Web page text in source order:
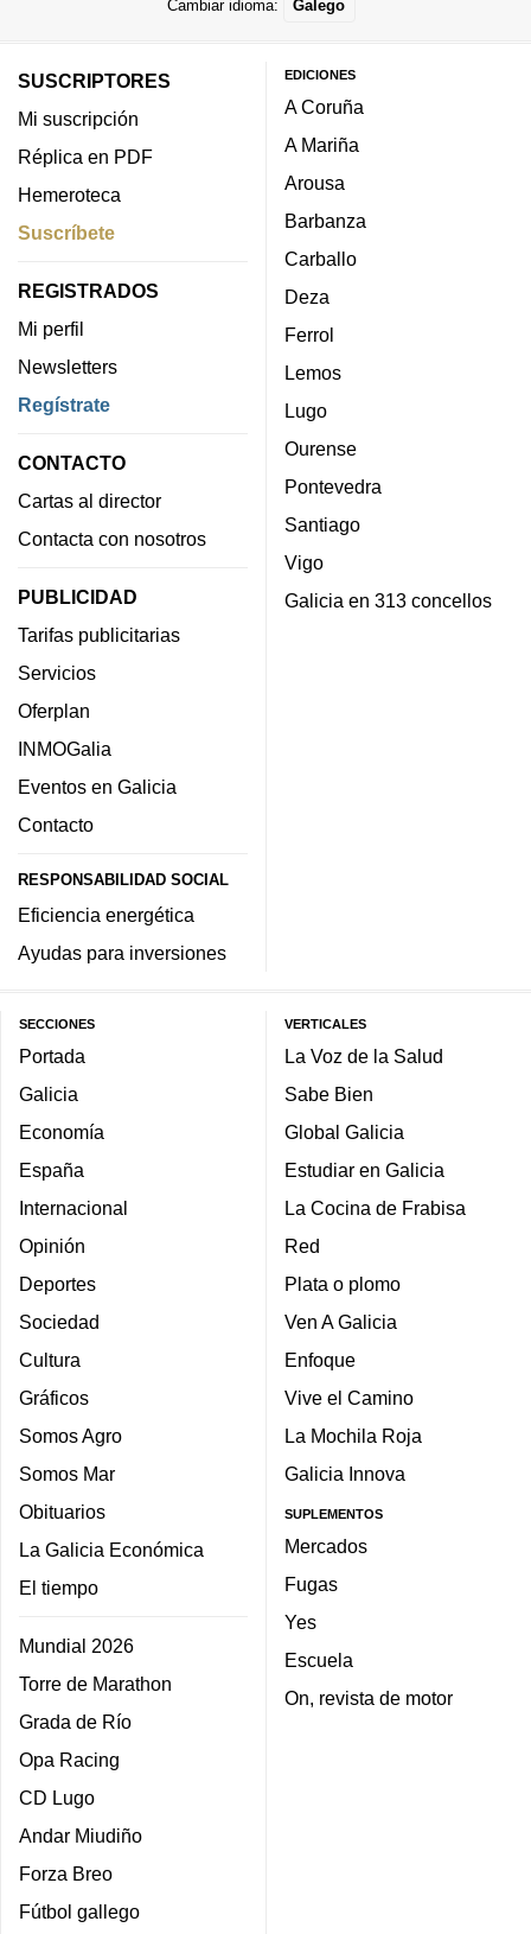
Cambiar idioma: Galego
SUSCRIPTORES
Mi suscripción
Réplica en PDF
Hemeroteca
Suscríbete
REGISTRADOS
Mi perfil
Newsletters
Regístrate
CONTACTO
Cartas al director
Contacta con nosotros
PUBLICIDAD
Tarifas publicitarias
Servicios
Oferplan
INMOGalia
Eventos en Galicia
Contacto
RESPONSABILIDAD SOCIAL
Eficiencia energética
Ayudas para inversiones
EDICIONES
A Coruña
A Mariña
Arousa
Barbanza
Carballo
Deza
Ferrol
Lemos
Lugo
Ourense
Pontevedra
Santiago
Vigo
Galicia en 313 concellos
SECCIONES
Portada
Galicia
Economía
España
Internacional
Opinión
Deportes
Sociedad
Cultura
Gráficos
Somos Agro
Somos Mar
Obituarios
La Galicia Económica
El tiempo
Mundial 2026
Torre de Marathon
Grada de Río
Opa Racing
CD Lugo
Andar Miudiño
Forza Breo
Fútbol gallego
VERTICALES
La Voz de la Salud
Sabe Bien
Global Galicia
Estudiar en Galicia
La Cocina de Frabisa
Red
Plata o plomo
Ven A Galicia
Enfoque
Vive el Camino
La Mochila Roja
Galicia Innova
SUPLEMENTOS
Mercados
Fugas
Yes
Escuela
On, revista de motor